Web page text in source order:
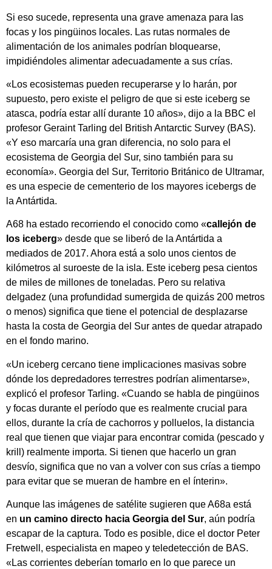
Si eso sucede, representa una grave amenaza para las
focas y los pingüinos locales. Las rutas normales de
alimentación de los animales podrían bloquearse,
impidiéndoles alimentar adecuadamente a sus crías.
«Los ecosistemas pueden recuperarse y lo harán, por
supuesto, pero existe el peligro de que si este iceberg se
atasca, podría estar allí durante 10 años», dijo a la BBC el
profesor Geraint Tarling del British Antarctic Survey (BAS).
«Y eso marcaría una gran diferencia, no solo para el
ecosistema de Georgia del Sur, sino también para su
economía». Georgia del Sur, Territorio Británico de Ultramar,
es una especie de cementerio de los mayores icebergs de
la Antártida.
A68 ha estado recorriendo el conocido como «callejón de
los iceberg» desde que se liberó de la Antártida a
mediados de 2017. Ahora está a solo unos cientos de
kilómetros al suroeste de la isla. Este iceberg pesa cientos
de miles de millones de toneladas. Pero su relativa
delgadez (una profundidad sumergida de quizás 200 metros
o menos) significa que tiene el potencial de desplazarse
hasta la costa de Georgia del Sur antes de quedar atrapado
en el fondo marino.
«Un iceberg cercano tiene implicaciones masivas sobre
dónde los depredadores terrestres podrían alimentarse»,
explicó el profesor Tarling. «Cuando se habla de pingüinos
y focas durante el período que es realmente crucial para
ellos, durante la cría de cachorros y polluelos, la distancia
real que tienen que viajar para encontrar comida (pescado y
krill) realmente importa. Si tienen que hacerlo un gran
desvío, significa que no van a volver con sus crías a tiempo
para evitar que se mueran de hambre en el ínterin».
Aunque las imágenes de satélite sugieren que A68a está
en un camino directo hacia Georgia del Sur, aún podría
escapar de la captura. Todo es posible, dice el doctor Peter
Fretwell, especialista en mapeo y teledetección de BAS.
«Las corrientes deberían tomarlo en lo que parece un